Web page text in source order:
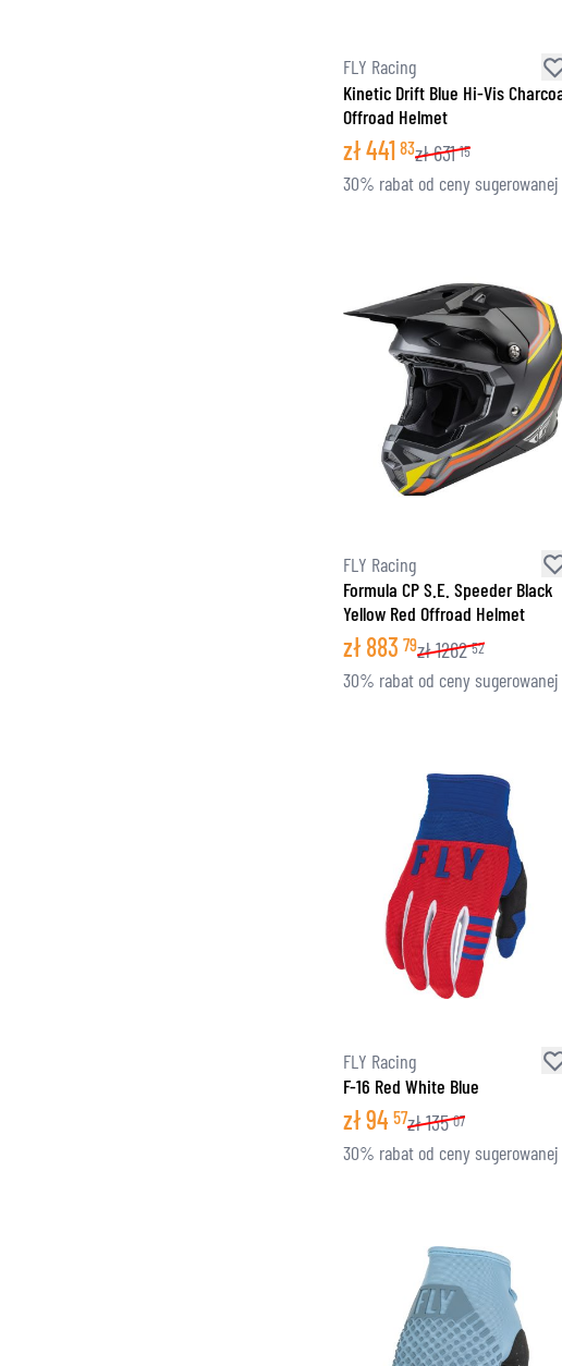
FLY Racing
Kinetic Drift Blue Hi-Vis
Offroad Helmet
zł441 83zł631 15
30% rabat od ceny sugerowanej
FLY Racing
Formula CP S.E. Speeder Black
Yellow Red Offroad Helmet
zł883 79zł1262 52
30% rabat od ceny sugerowanej
FLY Racing
F-16 Red White Blue
zł94 57zł135 07
30% rabat od ceny sugerowanej